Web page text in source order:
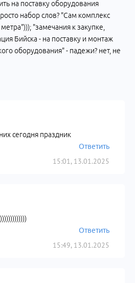
на поставку оборудования
набор слов? "Сам комплекс
"замечания к закупке,
Бийска - на поставку и монтаж
оборудования" - падежи? нет, не
15:01, 13.01.2025
сегодня праздник
Ответить
15:49, 13.01.2025
Ответить